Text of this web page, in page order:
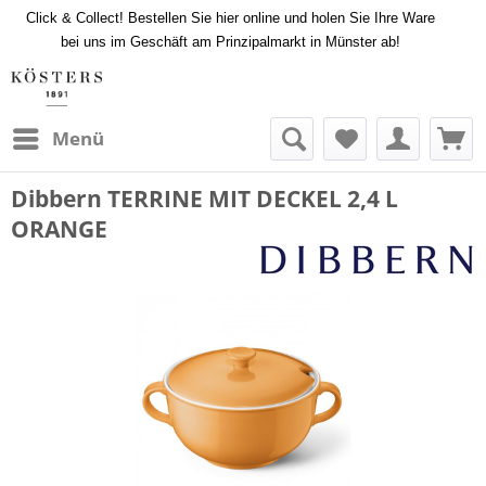
Click & Collect! Bestellen Sie hier online und holen Sie Ihre Ware
bei uns im Geschäft am Prinzipalmarkt in Münster ab!
Menü
Dibbern TERRINE MIT DECKEL 2,4 L
ORANGE